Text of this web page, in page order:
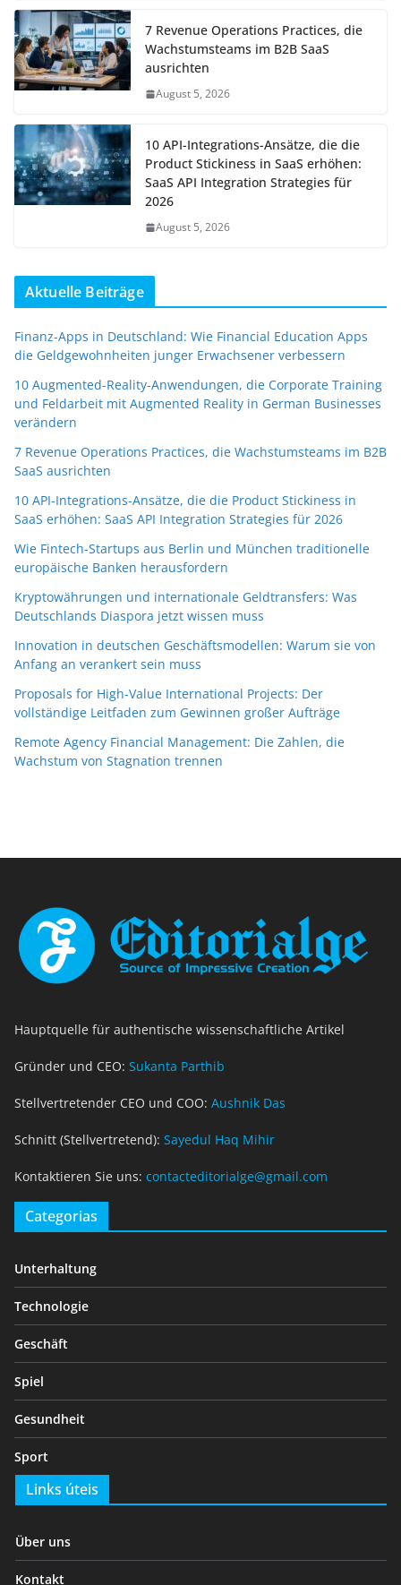
7 Revenue Operations Practices, die
Wachstumsteams im B2B SaaS
ausrichten
August 5, 2026
10 API-Integrations-Ansätze, die die
Product Stickiness in SaaS erhöhen:
SaaS API Integration Strategies für
2026
August 5, 2026
Aktuelle Beiträge
Finanz-Apps in Deutschland: Wie Financial Education Apps
die Geldgewohnheiten junger Erwachsener verbessern
10 Augmented-Reality-Anwendungen, die Corporate Training
und Feldarbeit mit Augmented Reality in German Businesses
verändern
7 Revenue Operations Practices, die Wachstumsteams im B2B
SaaS ausrichten
10 API-Integrations-Ansätze, die die Product Stickiness in
SaaS erhöhen: SaaS API Integration Strategies für 2026
Wie Fintech-Startups aus Berlin und München traditionelle
europäische Banken herausfordern
Kryptowährungen und internationale Geldtransfers: Was
Deutschlands Diaspora jetzt wissen muss
Innovation in deutschen Geschäftsmodellen: Warum sie von
Anfang an verankert sein muss
Proposals for High-Value International Projects: Der
vollständige Leitfaden zum Gewinnen großer Aufträge
Remote Agency Financial Management: Die Zahlen, die
Wachstum von Stagnation trennen
Hauptquelle für authentische wissenschaftliche Artikel
Gründer und CEO: Sukanta Parthib
Stellvertretender CEO und COO: Aushnik Das
Schnitt (Stellvertretend): Sayedul Haq Mihir
Kontaktieren Sie uns: contacteditorialge@gmail.com
Categorias
Unterhaltung
Technologie
Geschäft
Spiel
Gesundheit
Sport
Links úteis
Über uns
Kontakt